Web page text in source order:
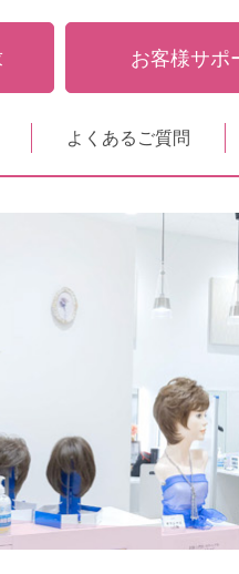
お客様サポ
よくあるご質問